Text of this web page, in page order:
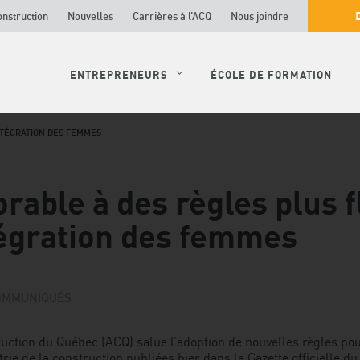
ENTREPRENEURS ÉCOLE DE FORMATION
Nouvelles Carrières à l’ACQ Nous joindre
DES FEMMES
à des règles plus
des femmes
du Québec (ACQ) salue l’adoption de nouvelles règles